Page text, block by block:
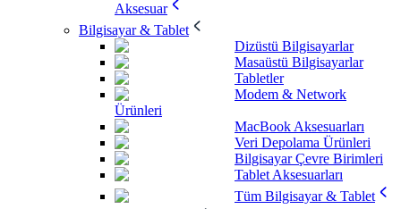
Aksesuar
Bilgisayar & Tablet
Dizüstü Bilgisayarlar
Masaüstü Bilgisayarlar
Tabletler
Modem & Network
Ürünleri
MacBook Aksesuarları
Veri Depolama Ürünleri
Bilgisayar Çevre Birimleri
Tablet Aksesuarları
Tüm Bilgisayar & Tablet